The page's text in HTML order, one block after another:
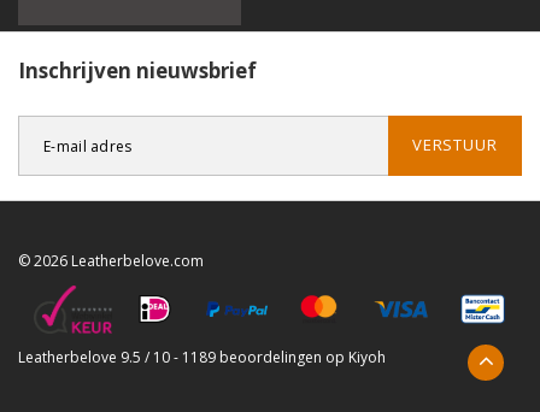
Inschrijven nieuwsbrief
VERSTUUR
© 2026 Leatherbelove.com
Leatherbelove 9.5 / 10- 1189 beoordelingen op Kiyoh